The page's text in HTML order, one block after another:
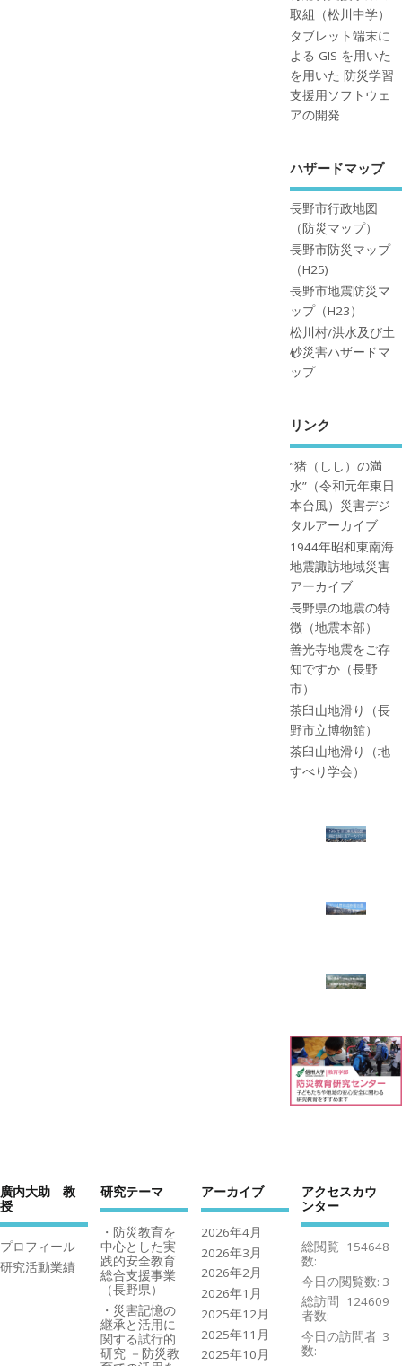
取組（松川中学）
タブレット端末に
よる GIS を用いた
を用いた 防災学習
支援用ソフトウェ
アの開発
ハザードマップ
長野市行政地図
（防災マップ）
長野市防災マップ
（H25)
長野市地震防災マ
ップ（H23）
松川村/洪水及び土
砂災害ハザードマ
ップ
リンク
”猪（しし）の満
水”（令和元年東日
本台風）災害デジ
タルアーカイブ
1944年昭和東南海
地震諏訪地域災害
アーカイブ
長野県の地震の特
徴（地震本部）
善光寺地震をご存
知ですか（長野
市）
茶臼山地滑り（長
野市立博物館）
茶臼山地滑り（地
すべり学会）
廣内大助 教
授
プロフィール
研究活動業績
研究テーマ
・防災教育を
中心とした実
践的安全教育
総合支援事業
（長野県）
・災害記憶の
継承と活用に
関する試行的
研究 －防災教
アーカイブ
2026年4月
2026年3月
2026年2月
2026年1月
2025年12月
2025年11月
2025年10月
アクセスカウ
ンター
154648
総閲覧
数:
3
今日の閲覧数:
124609
総訪問
者数:
3
今日の訪問者
数: